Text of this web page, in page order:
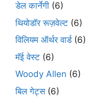
डेल कार्नेगी (6)
थियोडॉर रूज़वेल्ट (6)
विलियम ऑर्थर वार्ड(6)
मॅई वेस्ट (6)
Woody Allen (6)
बिल गेट्स(6)